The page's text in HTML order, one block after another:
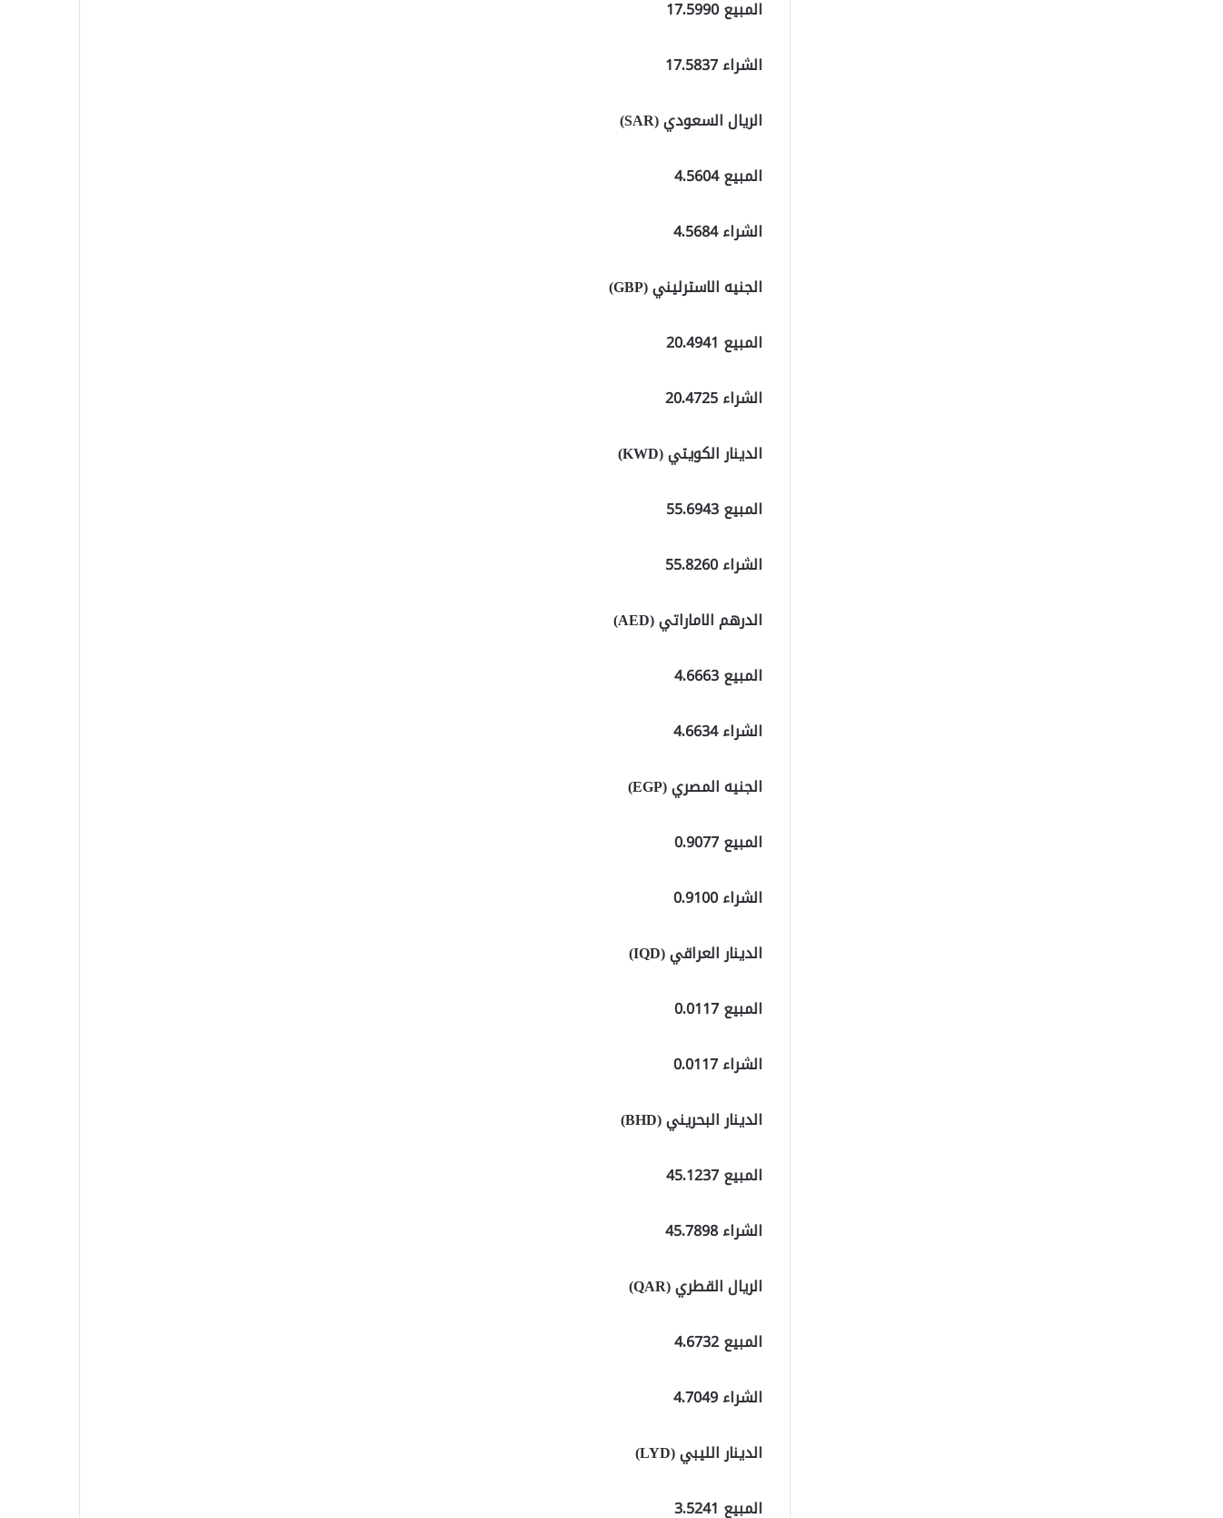
المبيع 17.5990
الشراء 17.5837
الريال السعودي (SAR)
المبيع 4.5604
الشراء 4.5684
الجنيه الاسترليني (GBP)
المبيع 20.4941
الشراء 20.4725
الدينار الكويتي (KWD)
المبيع 55.6943
الشراء 55.8260
الدرهم الاماراتي (AED)
المبيع 4.6663
الشراء 4.6634
الجنيه المصري (EGP)
المبيع 0.9077
الشراء 0.9100
الدينار العراقي (IQD)
المبيع 0.0117
الشراء 0.0117
الدينار البحريني (BHD)
المبيع 45.1237
الشراء 45.7898
الريال القطري (QAR)
المبيع 4.6732
الشراء 4.7049
الدينار الليبي (LYD)
المبيع 3.5241